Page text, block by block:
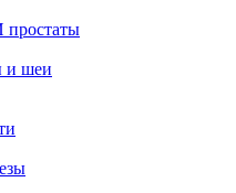
простаты
и шеи